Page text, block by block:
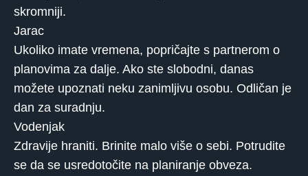
skromniji.
Jarac
Ukoliko imate vremena, popričajte s partnerom o
planovima za dalje. Ako ste slobodni, danas
možete upoznati neku zanimljivu osobu. Odličan je
dan za suradnju.
Vodenjak
Zdravije hraniti. Brinite malo više o sebi. Potrudite
se da se usredotočite na planiranje obveza.